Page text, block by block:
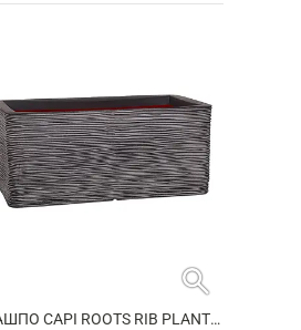
search
КАШПО CAPI ROOTS RIB PLANTER RECTANGLE ANTHRACITE